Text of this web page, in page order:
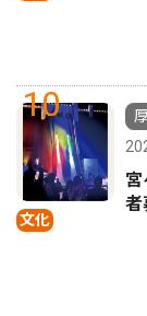
10
文化
者